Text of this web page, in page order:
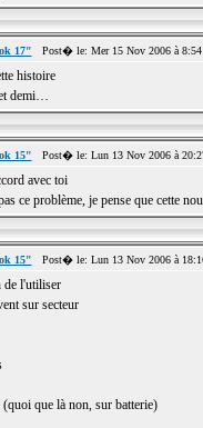
17" Post� le: Mer 15 Nov 2006 à
histoire
demi…
15" Post� le: Lun 13 Nov 2006 à
avec toi
ce problème, je pense que cette
15" Post� le: Lun 13 Nov 2006 à
de l'utiliser
sur secteur
(quoi que là non, sur batterie)